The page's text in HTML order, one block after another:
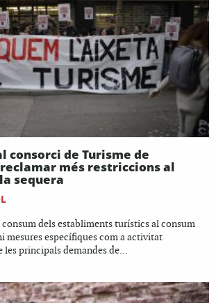
consorci de Turisme de
més restriccions al
sequera
consum dels establiments turístics al consum
mesures específiques com a activitat
les principals demandes de...